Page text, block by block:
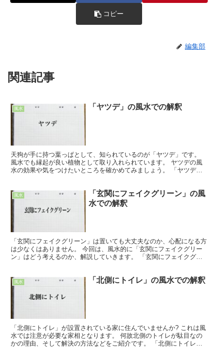
コピー
編集部
関連記事
風水 「ヤツデ」の風水での解釈
天狗が手に持つ葉っぱとして、知られているのが「ヤツデ」です。
風水でも縁起が良い植物として取り入れられています。 ヤツデの風
水の効果や気をつけたいところを確かめてみましょう。 「ヤツデ」
風水
「玄関にフェイクグリーン」の風
水での解釈
「玄関にフェイクグリーン」は置いても大丈夫なのか、心配になる方
は少なくはありません。 今回は、風水的に「玄関にフェイクグリー
ン」はどう考えるのか、解説していきます。 「玄関にフェイクグリ
風水 「北側にトイレ」の風水での解釈
「北側にトイレ」が設置されている家に住んでいませんか? これは風
水では注意が必要な家相となります。 何故北側のトイレが駄目なの
かの理由、そして解決の方法などをご紹介です。 「北側にトイレ」